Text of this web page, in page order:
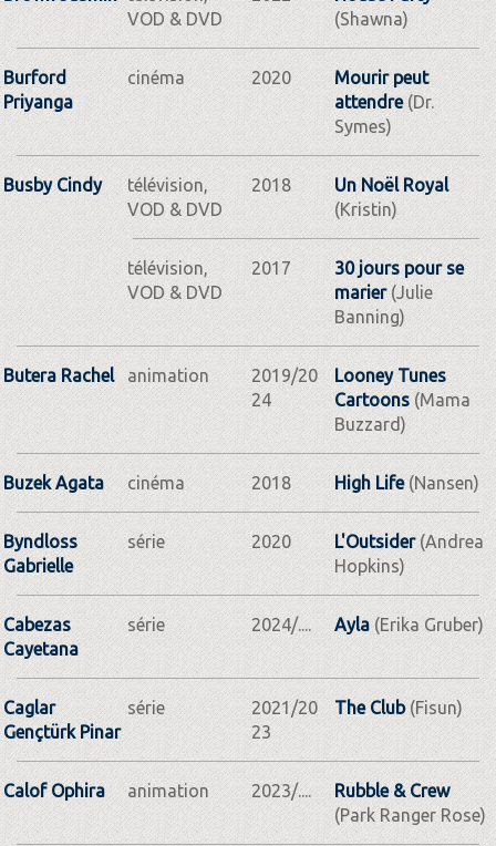
VOD & DVD
(Shawna)
Burford
Priyanga
cinéma 2020
Mourir peut
attendre(Dr.
Symes)
Busby Cindy
télévision,
VOD & DVD
2018
Un Noël Royal
(Kristin)
télévision,
VOD & DVD
2017
30 jours pour se
marier(Julie
Banning)
Butera Rachel animation
2019/20
24
Looney Tunes
Cartoons(Mama
Buzzard)
Buzek Agata cinéma 2018 High Life(Nansen)
Byndloss
Gabrielle
série 2020 L'Outsider(Andrea
Hopkins)
Cabezas
Cayetana
série 2024/.... Ayla(Erika Gruber)
Caglar
Gençtürk Pinar
série
2021/20
23
The Club(Fisun)
Calof Ophira animation 2023/....
Rubble & Crew
(Park Ranger Rose)